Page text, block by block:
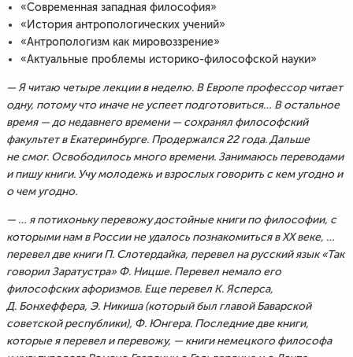
«Современная западная философия»
«История антропологических учений»
«Антропологизм как мировоззрение»
«Актуальные проблемы историко-философской науки»
— Я читаю четыре лекции в неделю. В Европе профессор читает
одну, потому что иначе не успеет подготовиться… В остальное
время — до недавнего времени — сохранял философский
факультет в Екатеринбурге. Продержался 22 года. Дальше
не смог. Освободилось много времени. Занимаюсь переводами
и пишу книги. Учу молодежь и взрослых говорить с кем угодно и
о чем угодно.
— … я потихоньку перевожу достойные книги по философии, с
которыми нам в России не удалось познакомиться в XX веке, …
перевел две книги П. Слотердайка, перевел на русский язык «Так
говорил Заратустра» Ф. Ницше. Перевел немало его
философских афоризмов. Еще перевел К. Ясперса,
Д. Бонхеффера, Э. Никиша (который был главой Баварской
советской республики), Ф. Юнгера. Последние две книги,
которые я перевел и перевожу, — книги немецкого философа